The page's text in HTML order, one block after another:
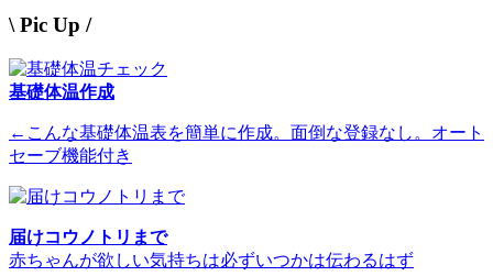
\ Pic Up /
基礎体温作成
←こんな基礎体温表を簡単に作成。面倒な登録なし。オート
セーブ機能付き
届けコウノトリまで
赤ちゃんが欲しい気持ちは必ずいつかは伝わるはず